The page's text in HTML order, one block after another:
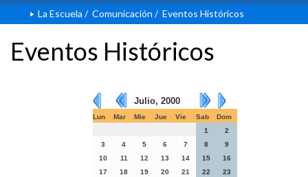
La Escuela / Comunicación / Eventos Históricos
Eventos Históricos
Julio, 2000
Lun Mar Mie Jue Vie Sab
Dom
1
2
3
4 5 6 7 8
9
10
11 12 13 14 15
16
17
18 19 20 21 22
23